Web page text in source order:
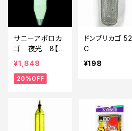
サニーアポロカ
ゴ 夜光 8【特
価仕掛】【20】
¥1,848
20%OFF
ドンブリカゴ 52
C
¥198